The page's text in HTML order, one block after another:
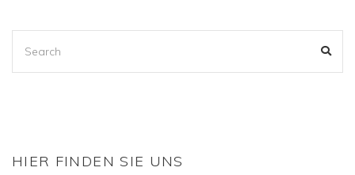
FOR:
HIER FINDEN SIE UNS